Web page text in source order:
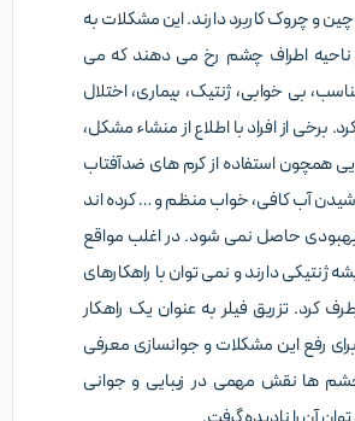
و چروک کاربرد دارند. این مشکلات به
ناحیه اطراف چشم رخ می دهند که می
بی خوابی، ژنتیک، بیماری، اختلال
برخی از افراد با اطلاع از منشاء مشکل،
همچون استفاده از کرم های ضدآفتاب
آب کافی، خواب منظم و … کرده اند
بهبودی حاصل نمی شود. در اغلب مواقع
ژنتیکی دارند و نمی توان با راهکارهای
کرد. تزریق فیلر به عنوان یک راهکار
رفع این مشکلات و جوانسازی معرفی
ها نقش مهمی در زیبایی و جوانی